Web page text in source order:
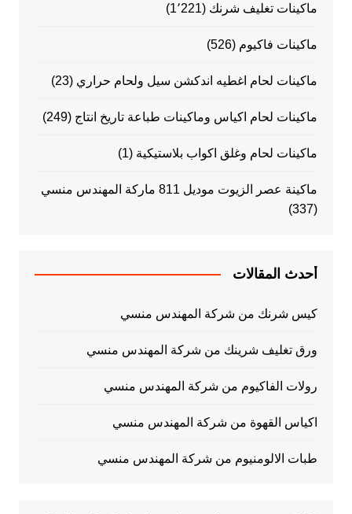
ماكينات تغليف شرنك (1٬221)
ماكينات فاكيوم (526)
ماكينات لحام اغطيه اندكشن سيل ولحام حراري (23)
ماكينات لحام اكياس وماكينات طباعة تاريخ انتاج (249)
ماكينات لحام وغلق اكواب بلاستيكية (1)
ماكينة عصر الزيوت موديل 811 ماركة المهندس منسي
(337)
أحدث المقالات
كيس شرنك من شركة المهندس منسي
ورق تغليف شرينك من شركة المهندس منسي
رولات الفاكيوم من شركة المهندس منسي
اكياس القهوة من شركة المهندس منسي
طبات الالومنيوم من شركة المهندس منسي